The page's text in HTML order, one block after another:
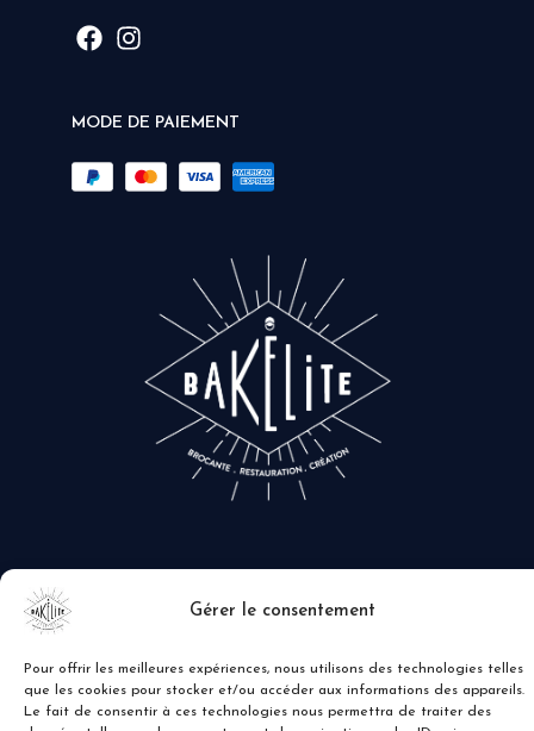
Gérer le consentement
Pour offrir les meilleures expériences, nous utilisons des technologies telles
que les cookies pour stocker et/ou accéder aux informations des appareils.
Le fait de consentir à ces technologies nous permettra de traiter des
MODE DE PAIEMENT